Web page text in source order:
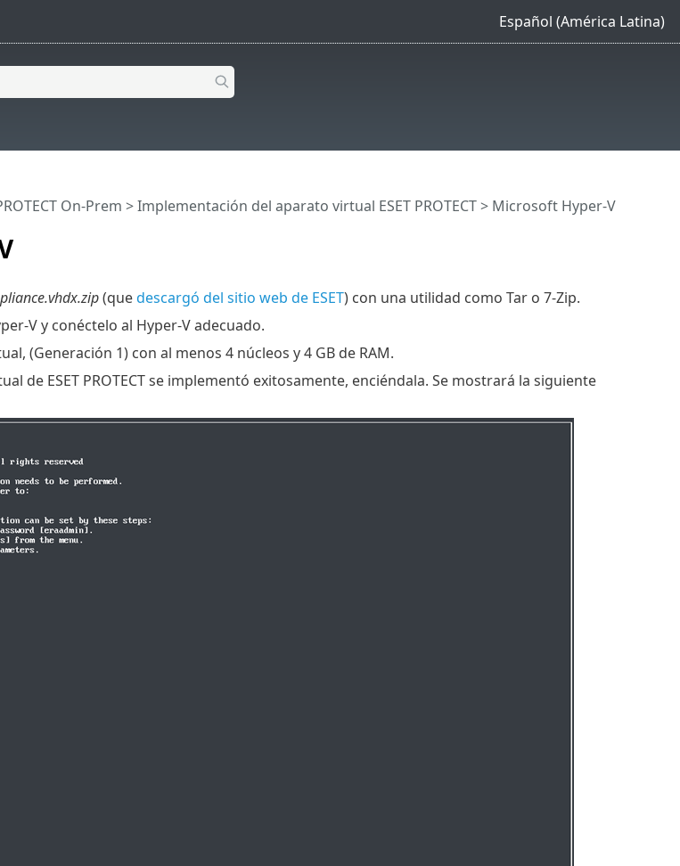
Español (América Latina)
On-Prem >Implementación del aparato virtual ESET PROTECT> Microsoft Hyper-V
(quedescargó del sitio web de ESET) con una utilidad como Tar o 7-Zip.
V y conéctelo al Hyper-V adecuado.
(Generación 1) con al menos 4 núcleos y 4 GB de RAM.
de ESET PROTECT se implementó exitosamente, enciéndala. Se mostrará la siguiente